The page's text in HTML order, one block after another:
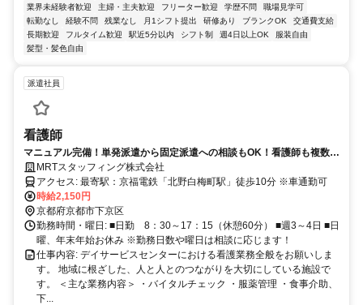
業界未経験者歓迎 主婦・主夫歓迎 フリーター歓迎 学歴不問
職場見学可
転勤なし
経験不問 残業なし 月1シフト提出 研修あり ブランクOK
交通費支給
長期歓迎
フルタイム歓迎 駅近5分以内 シフト制 週4日以上OK
服装自由
髪型・髪色自由
派遣社員
看護師
マニュアル完備！単発派遣から固定派遣への相談もOK！看護師も複数配
置されているので相談しやすい職場です！
MRTスタッフィング株式会社
アクセス: 最寄駅：京福電鉄「北野白梅町駅」徒歩10分 ※車通勤可
時給2,150円
京都府京都市下京区
勤務時間・曜日: ■日勤 8：30～17：15（休憩60分） ■週3～4日 ■日
曜、年末年始お休み ※勤務日数や曜日は相談に応じます！
仕事内容: デイサービスセンターにおける看護業務全般をお願いしま
す。 地域に根ざした、人と人とのつながりを大切にしている施設で
す。 ＜主な業務内容＞ ・バイタルチェック ・服薬管理 ・食事介助、
下...